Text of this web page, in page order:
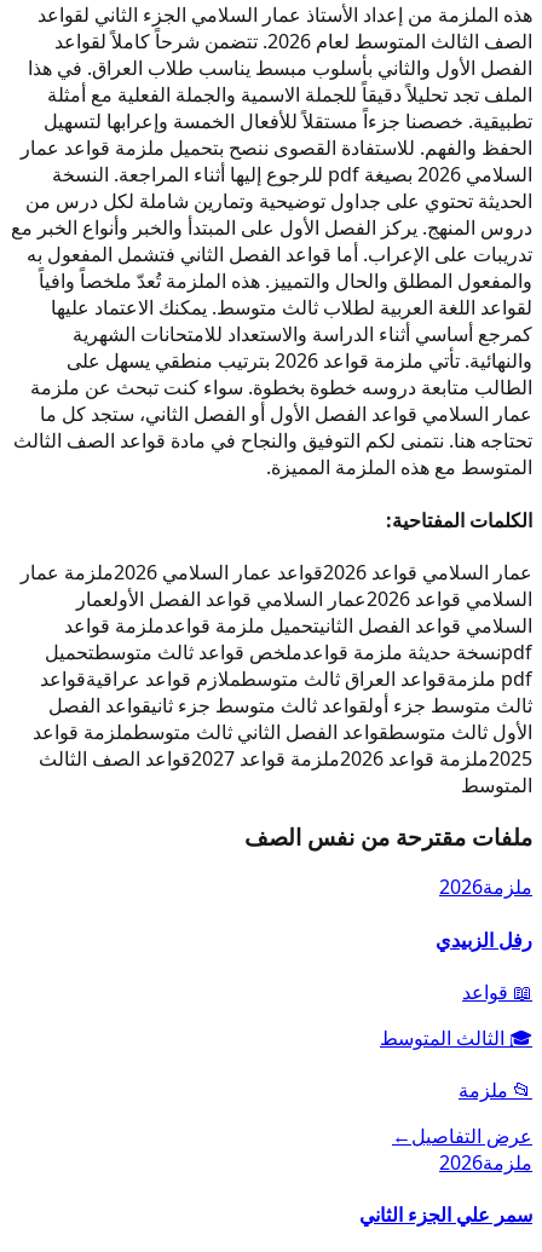
هذه الملزمة من إعداد الأستاذ عمار السلامي الجزء الثاني لقواعد
الصف الثالث المتوسط لعام 2026. تتضمن شرحاً كاملاً لقواعد
الفصل الأول والثاني بأسلوب مبسط يناسب طلاب العراق. في هذا
الملف تجد تحليلاً دقيقاً للجملة الاسمية والجملة الفعلية مع أمثلة
تطبيقية. خصصنا جزءاً مستقلاً للأفعال الخمسة وإعرابها لتسهيل
الحفظ والفهم. للاستفادة القصوى ننصح بتحميل ملزمة قواعد عمار
السلامي 2026 بصيغة pdf للرجوع إليها أثناء المراجعة. النسخة
الحديثة تحتوي على جداول توضيحية وتمارين شاملة لكل درس من
دروس المنهج. يركز الفصل الأول على المبتدأ والخبر وأنواع الخبر مع
تدريبات على الإعراب. أما قواعد الفصل الثاني فتشمل المفعول به
والمفعول المطلق والحال والتمييز. هذه الملزمة تُعدّ ملخصاً وافياً
لقواعد اللغة العربية لطلاب ثالث متوسط. يمكنك الاعتماد عليها
كمرجع أساسي أثناء الدراسة والاستعداد للامتحانات الشهرية
والنهائية. تأتي ملزمة قواعد 2026 بترتيب منطقي يسهل على
الطالب متابعة دروسه خطوة بخطوة. سواء كنت تبحث عن ملزمة
عمار السلامي قواعد الفصل الأول أو الفصل الثاني، ستجد كل ما
تحتاجه هنا. نتمنى لكم التوفيق والنجاح في مادة قواعد الصف الثالث
المتوسط مع هذه الملزمة المميزة.
الكلمات المفتاحية:
عمار السلامي قواعد 2026
قواعد عمار السلامي 2026
ملزمة عمار
السلامي قواعد 2026
عمار السلامي قواعد الفصل الأولعمار
السلامي قواعد الفصل الثانيتحميل ملزمة قواعدملزمة قواعد
pdfنسخة حديثة ملزمة قواعدملخص قواعد ثالث متوسطتحميل
pdf ملزمة
قواعد العراق ثالث متوسطملازم قواعد عراقيةقواعد
ثالث متوسط جزء أولقواعد ثالث متوسط جزء ثانيقواعد الفصل
الأول ثالث متوسطقواعد الفصل الثاني ثالث متوسطملزمة قواعد
2025ملزمة قواعد 2026 ملزمة قواعد 2027
قواعد الصف الثالث
المتوسط
ملفات مقترحة من نفس الصف
ملزمة2026
رفل الزبيدي
📖 قواعد
🎓 الثالث المتوسط
📂 ملزمة
عرض التفاصيل←
ملزمة2026
سمر علي الجزء الثاني